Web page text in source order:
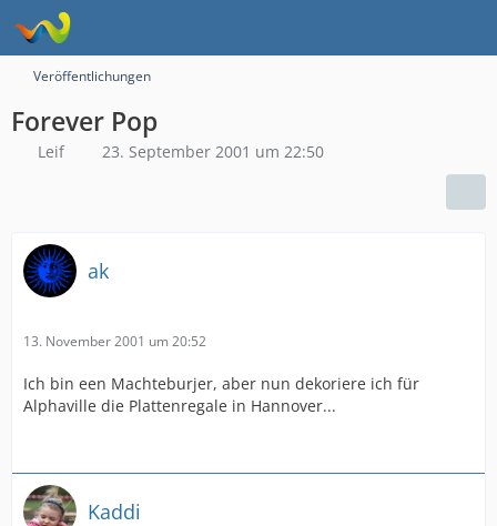
Veröffentlichungen
Forever Pop
Leif 23. September 2001 um 22:50
ak
13. November 2001 um 20:52
Ich bin een Machteburjer, aber nun dekoriere ich für
Alphaville die Plattenregale in Hannover...
Kaddi